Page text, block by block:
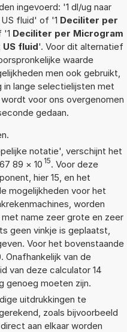
ingevoerd: '1 dl/ug naar
fluid' of '1 Deciliter per
'1 Deciliter per Microgram
fluid'. Voor dit alternatief
waarde
men ook gebruikt,
lange selectielijsten met
voor ons overgenomen
gedaan.
notatie', verschijnt het
89 × 10 15. Voor deze
hier 15, en het
mogelijkheden voor het
worden
name zeer grote en zeer
geen vinkje is geplaatst,
Voor het bovenstaande
Onafhankelijk van de
van deze calculator 14
genoeg moeten zijn.
uitdrukkingen te
zoals bijvoorbeeld
aan elkaar worden